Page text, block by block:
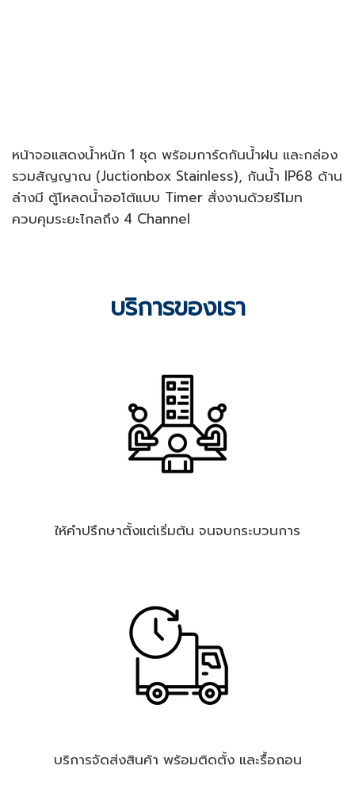
หน้าจอแสดงน้ำหนัก 1 ชุด พร้อมการ์ดกันน้ำฝน และกล่อง
รวมสัญญาณ (Juctionbox Stainless), กันน้ำ IP68 ด้าน
ล่างมี ตู้โหลดน้ำออโต้แบบ Timer สั่งงานด้วยรีโมท
ควบคุมระยะไกลถึง 4 Channel
บริการของเรา
ให้คำปรึกษาตั้งแต่เริ่มต้น จนจบกระบวนการ
บริการจัดส่งสินค้า พร้อมติดตั้ง และรื้อถอน